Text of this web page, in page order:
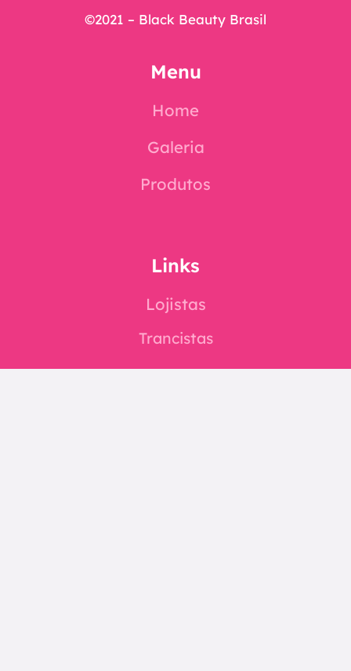
©2021 – Black Beauty Brasil
Menu
Home
Galeria
Produtos
Links
Lojistas
Trancistas